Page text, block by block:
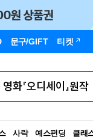
문구/GIFT 티켓
사락 예스펀딩 클래